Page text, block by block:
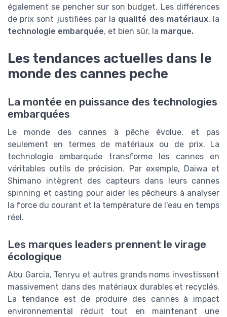
également se pencher sur son budget. Les différences
de prix sont justifiées par la qualité des matériaux, la
technologie embarquée, et bien sûr, la marque.
Les tendances actuelles dans le
monde des cannes peche
La montée en puissance des technologies
embarquées
Le monde des cannes à pêche évolue, et pas
seulement en termes de matériaux ou de prix. La
technologie embarquée transforme les cannes en
véritables outils de précision. Par exemple, Daiwa et
Shimano intègrent des capteurs dans leurs cannes
spinning et casting pour aider les pêcheurs à analyser
la force du courant et la température de l'eau en temps
réel.
Les marques leaders prennent le virage
écologique
Abu Garcia, Tenryu et autres grands noms investissent
massivement dans des matériaux durables et recyclés.
La tendance est de produire des cannes à impact
environnemental réduit tout en maintenant une